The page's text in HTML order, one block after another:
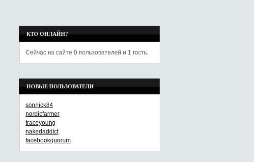
КТО ОНЛАЙН?
Сейчас на сайте 0 пользователей и 1 гость.
НОВЫЕ ПОЛЬЗОВАТЕЛИ
sonnick84
nordicfarmer
traceyoung
nakedaddict
facebookquorum